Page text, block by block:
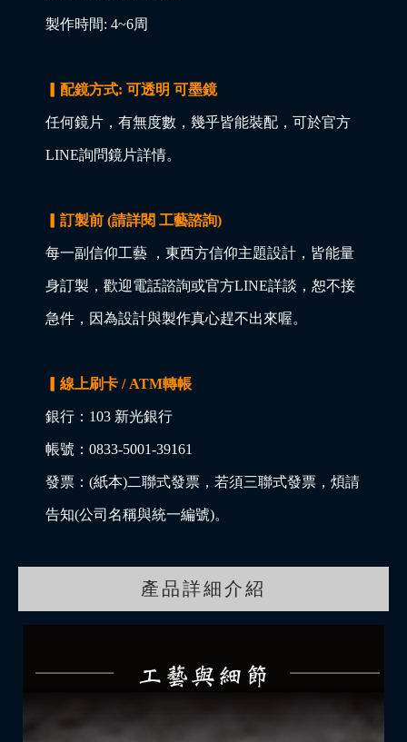
製作時間: 4~6周
▎配鏡方式: 可透明 可墨鏡
任何鏡片，有無度數，幾乎皆能裝配，可於官方
LINE詢問鏡片詳情。
▎訂製前 (請詳閱 工藝諮詢)
每一副信仰工藝 ，東西方信仰主題設計，皆能量
身訂製，歡迎電話諮詢或官方LINE詳談，恕不接
急件，因為設計與製作真心趕不出來喔。
▎線上刷卡 / ATM轉帳
銀行：103 新光銀行
帳號：0833-5001-39161
發票：(紙本)二聯式發票，若須三聯式發票，煩請
告知(公司名稱與統一編號)。
產品詳細介紹